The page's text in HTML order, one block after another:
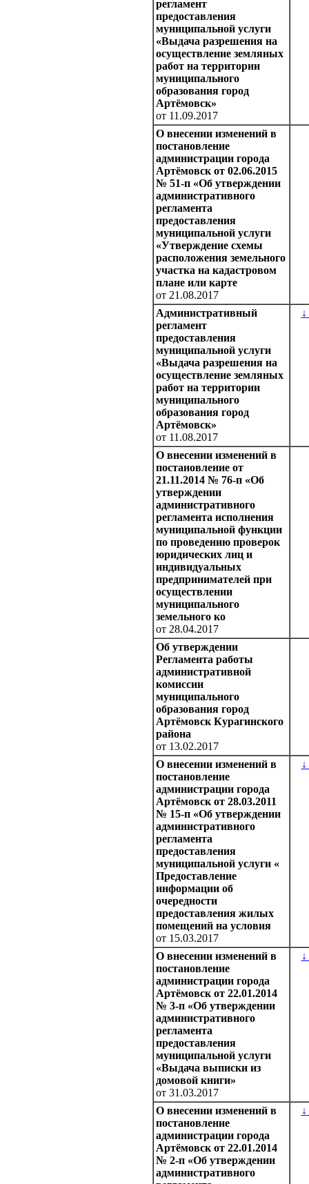
регламент
предоставления
муниципальной услуги
«Выдача разрешения на
осуществление земляных
работ на территории
муниципального
образования город
Артёмовск»
от 11.09.2017
О внесении изменений в
постановление
администрации города
Артёмовск от 02.06.2015
№ 51-п «Об утверждении
административного
регламента
предоставления
муниципальной услуги
«Утверждение схемы
расположения земельного
участка на кадастровом
плане или карте
от 21.08.2017
Административный
регламент
предоставления
муниципальной услуги
«Выдача разрешения на
осуществление земляных
работ на территории
муниципального
образования город
Артёмовск»
от 11.08.2017
↓
О внесении изменений в
постановление от
21.11.2014 № 76-п «Об
утверждении
административного
регламента исполнения
муниципальной функции
по проведению проверок
юридических лиц и
индивидуальных
предпринимателей при
осуществлении
муниципального
земельного ко
от 28.04.2017
Об утверждении
Регламента работы
административной
комиссии
муниципального
образования город
Артёмовск Курагинского
района
от 13.02.2017
О внесении изменений в
постановление
администрации города
Артёмовск от 28.03.2011
№ 15-п «Об утверждении
административного
регламента
предоставления
муниципальной услуги «
Предоставление
информации об
очередности
предоставления жилых
помещений на условия
от 15.03.2017
↓
О внесении изменений в
постановление
администрации города
Артёмовск от 22.01.2014
№ 3-п «Об утверждении
административного
регламента
предоставления
муниципальной услуги
«Выдача выписки из
домовой книги»
от 31.03.2017
↓
О внесении изменений в
постановление
администрации города
Артёмовск от 22.01.2014
№ 2-п «Об утверждении
административного
↓